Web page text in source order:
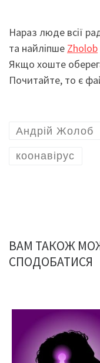
Нараз люде всії
та найліпше Zholob
Якщо хоште
Почитайте, то є
Андрій Жолоб
коонавірус
ВАМ ТАКОЖ
СПОДОБАТИСЯ